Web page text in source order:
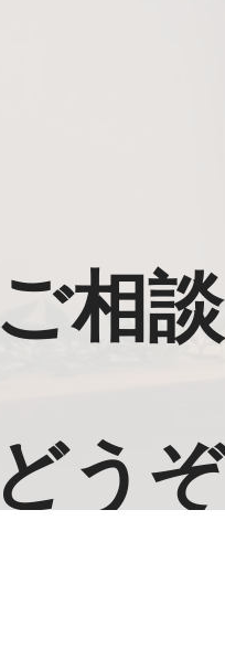
ご相
どう